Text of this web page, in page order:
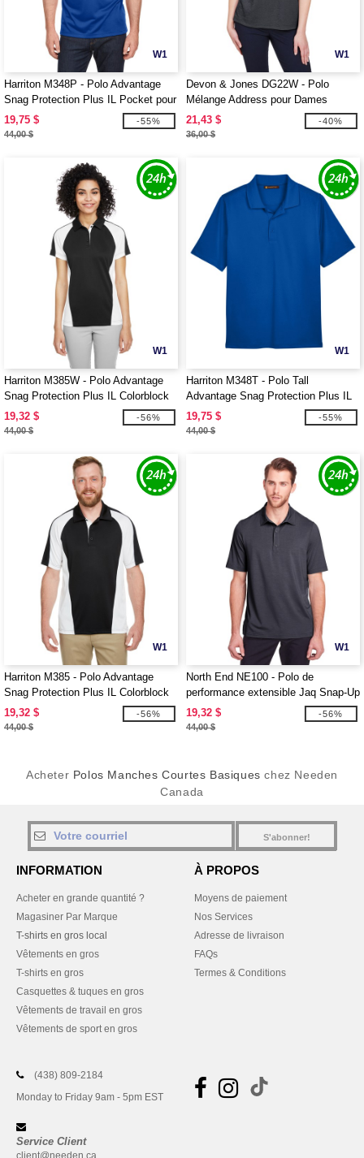
W1
Harriton M348P - Polo Advantage
Snag Protection Plus IL Pocket pour
hommes
19,75 $
44,00 $
-55%
W1
Devon & Jones DG22W - Polo
Mélange Address pour Dames
CrownLux Performance
21,43 $
36,00 $
-40%
W1
Harriton M385W - Polo Advantage
Snag Protection Plus IL Colorblock
pour femmes
19,32 $
44,00 $
-56%
W1
Harriton M348T - Polo Tall
Advantage Snag Protection Plus IL
pour hommes
19,75 $
44,00 $
-55%
W1
Harriton M385 - Polo Advantage
Snag Protection Plus IL Colorblock
pour hommes
19,32 $
44,00 $
-56%
W1
North End NE100 - Polo de
performance extensible Jaq Snap-Up
pour hommes
19,32 $
44,00 $
-56%
Acheter Polos Manches Courtes Basiques chez Needen
Canada
S'abonner!
INFORMATION
Acheter en grande quantité ?
Magasiner Par Marque
T-shirts en gros local
Vêtements en gros
T-shirts en gros
Casquettes & tuques en gros
Vêtements de travail en gros
Vêtements de sport en gros
À PROPOS
Moyens de paiement
Nos Services
Adresse de livraison
FAQs
Termes & Conditions
(438) 809-2184
Monday to Friday 9am - 5pm EST
Service Client
client@needen.ca